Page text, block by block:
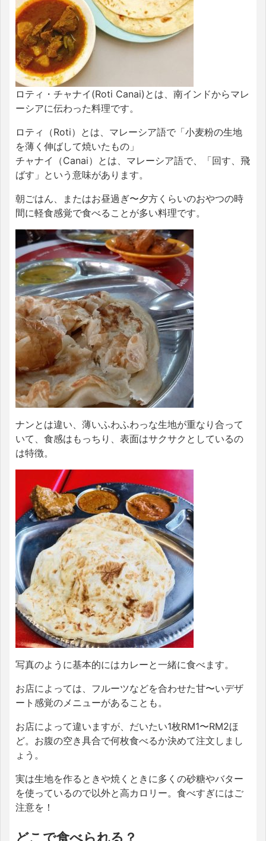
ロティ・チャナイ(Roti Canai)とは、南インドからマレ
ーシアに伝わった料理です。
ロティ（Roti）とは、マレーシア語で「小麦粉の生地
を薄く伸ばして焼いたもの」
チャナイ（Canai）とは、マレーシア語で、「回す、飛
ばす」という意味があります。
朝ごはん、またはお昼過ぎ〜夕方くらいのおやつの時
間に軽食感覚で食べることが多い料理です。
ナンとは違い、薄いふわふわっな生地が重なり合って
いて、食感はもっちり、表面はサクサクとしているの
は特徴。
写真のように基本的にはカレーと一緒に食べます。
お店によっては、フルーツなどを合わせた甘〜いデザ
ート感覚のメニューがあることも。
お店によって違いますが、だいたい1枚RM1〜RM2ほ
ど。お腹の空き具合で何枚食べるか決めて注文しまし
ょう。
実は生地を作るときや焼くときに多くの砂糖やバター
を使っているので以外と高カロリー。食べすぎにはご
注意を！
どこで食べられる？